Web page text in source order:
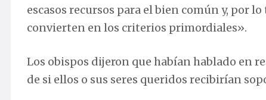
escasos recursos para el bien común y, por
convierten en los criterios primordiales».
Los obispos dijeron que habían hablado en
de si ellos o sus seres queridos recibirían